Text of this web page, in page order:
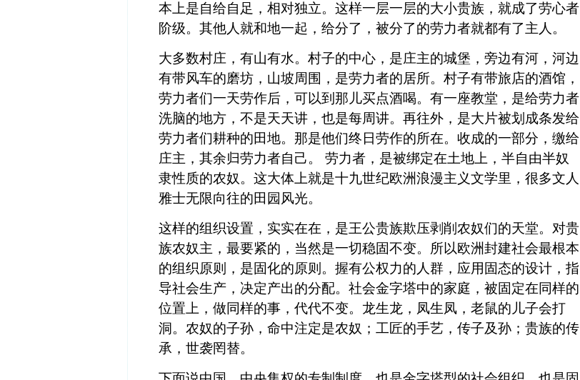
本上是自给自足，相对独立。这样一层一层的大小贵族，就成了劳心者
阶级。其他人就和地一起，给分了，被分了的劳力者就都有了主人。
大多数村庄，有山有水。村子的中心，是庄主的城堡，旁边有河，河边
有带风车的磨坊，山坡周围，是劳力者的居所。村子有带旅店的酒馆，
劳力者们一天劳作后，可以到那儿买点酒喝。有一座教堂，是给劳力者
洗脑的地方，不是天天讲，也是每周讲。再往外，是大片被划成条发给
劳力者们耕种的田地。那是他们终日劳作的所在。收成的一部分，缴给
庄主，其余归劳力者自己。 劳力者，是被绑定在土地上，半自由半奴
隶性质的农奴。这大体上就是十九世纪欧洲浪漫主义文学里，很多文人
雅士无限向往的田园风光。
这样的组织设置，实实在在，是王公贵族欺压剥削农奴们的天堂。对贵
族农奴主，最要紧的，当然是一切稳固不变。所以欧洲封建社会最根本
的组织原则，是固化的原则。握有公权力的人群，应用固态的设计，指
导社会生产，决定产出的分配。社会金字塔中的家庭，被固定在同样的
位置上，做同样的事，代代不变。龙生龙，凤生凤，老鼠的儿子会打
洞。农奴的子孙，命中注定是农奴；工匠的手艺，传子及孙；贵族的传
承，世袭罔替。